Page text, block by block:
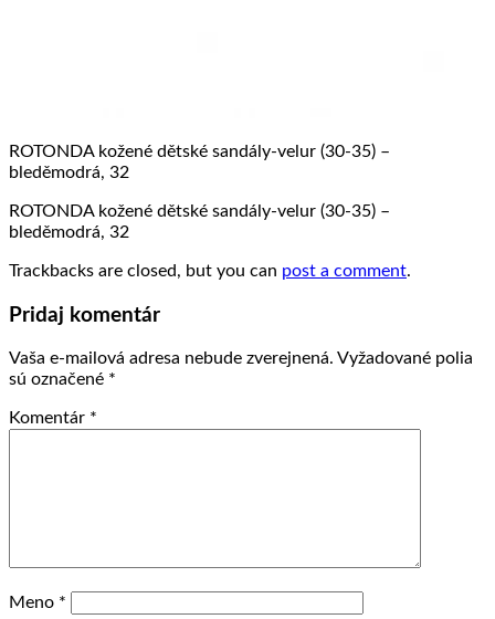
ROTONDA kožené dětské sandály-velur (30-35) –
bleděmodrá, 32
ROTONDA kožené dětské sandály-velur (30-35) –
bleděmodrá, 32
Trackbacks are closed, but you can post a comment.
Pridaj komentár
Vaša e-mailová adresa nebude zverejnená. Vyžadované polia
sú označené *
Komentár *
Meno *